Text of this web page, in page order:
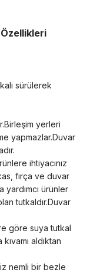
sürülerek
yerleri
yapmazlar.Duvar
ihtiyacınız
fırça ve duvar
yardımcı ürünler
tutkaldır.Duvar
göre suya tutkal
aldıktan
nemli bir bezle